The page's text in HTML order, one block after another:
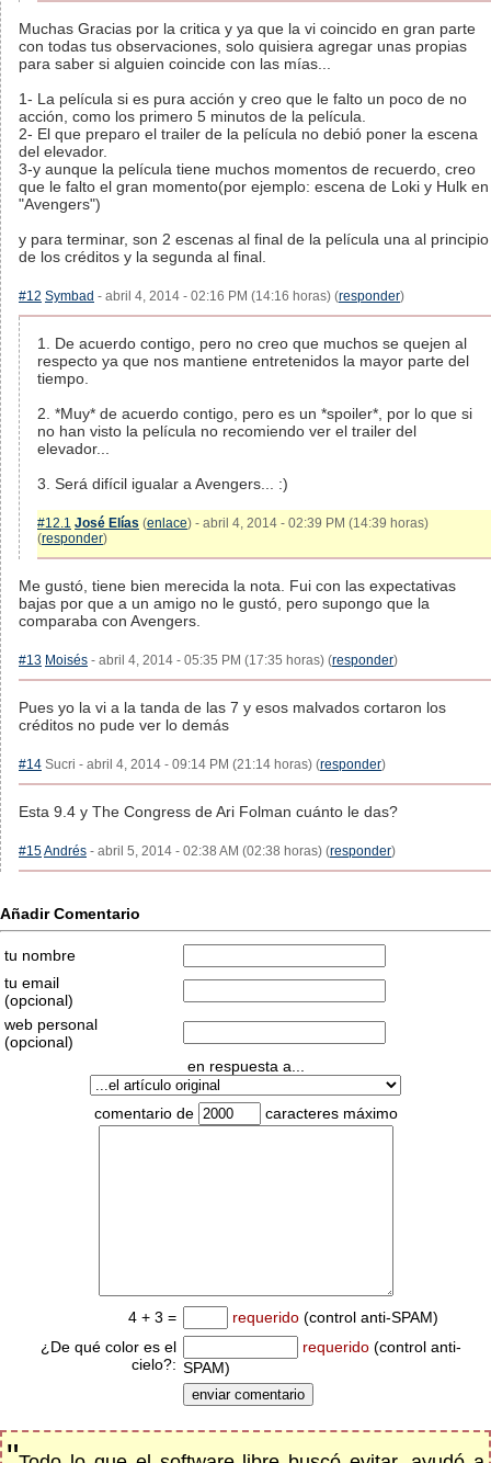
Muchas Gracias por la critica y ya que la vi coincido en gran parte
con todas tus observaciones, solo quisiera agregar unas propias
para saber si alguien coincide con las mías...
1- La película si es pura acción y creo que le falto un poco de no
acción, como los primero 5 minutos de la película.
2- El que preparo el trailer de la película no debió poner la escena
del elevador.
3-y aunque la película tiene muchos momentos de recuerdo, creo
que le falto el gran momento(por ejemplo: escena de Loki y Hulk en
"Avengers")
y para terminar, son 2 escenas al final de la película una al principio
de los créditos y la segunda al final.
#12 Symbad - abril 4, 2014 - 02:16 PM (14:16 horas) (responder)
1. De acuerdo contigo, pero no creo que muchos se quejen al
respecto ya que nos mantiene entretenidos la mayor parte del
tiempo.
2. *Muy* de acuerdo contigo, pero es un *spoiler*, por lo que si
no han visto la película no recomiendo ver el trailer del
elevador...
3. Será difícil igualar a Avengers... :)
#12.1 José Elías (enlace) - abril 4, 2014 - 02:39 PM (14:39 horas)
(responder)
Me gustó, tiene bien merecida la nota. Fui con las expectativas
bajas por que a un amigo no le gustó, pero supongo que la
comparaba con Avengers.
#13 Moisés - abril 4, 2014 - 05:35 PM (17:35 horas) (responder)
Pues yo la vi a la tanda de las 7 y esos malvados cortaron los
créditos no pude ver lo demás
#14 Sucri - abril 4, 2014 - 09:14 PM (21:14 horas) (responder)
Esta 9.4 y The Congress de Ari Folman cuánto le das?
#15Andrés - abril 5, 2014 - 02:38 AM (02:38 horas) (responder)
Añadir Comentario
tu nombre
tu email
(opcional)
web personal
(opcional)
en respuesta a...
comentario de caracteres máximo
4 + 3 = requerido (control anti-SPAM)
¿De qué color es el
cielo?:
requerido (control anti-
SPAM)